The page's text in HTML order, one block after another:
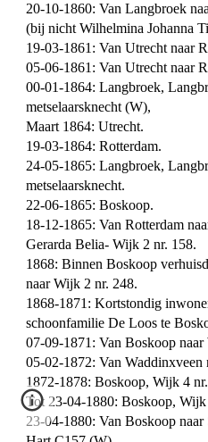
20-10-1860: Van Langbroek
(bij nicht Wilhelmina Johanna
19-03-1861: Van Utrecht naar
05-06-1861: Van Utrecht naar
00-01-1864: Langbroek,
metselaarsknecht (W),
Maart 1864: Utrecht.
19-03-1864: Rotterdam.
24-05-1865: Langbroek,
metselaarsknecht.
22-06-1865: Boskoop.
18-12-1865: Van Rotterdam
Gerarda Belia- Wijk 2 nr. 158.
1868: Binnen Boskoop
naar Wijk 2 nr. 248.
1868-1871: Kortstondig
schoonfamilie De Loos te
07-09-1871: Van Boskoop naar
05-02-1872: Van Waddinxveen
1872-1878: Boskoop, Wijk 4
Tot 23-04-1880: Boskoop,
23-04-1880: Van Boskoop naar